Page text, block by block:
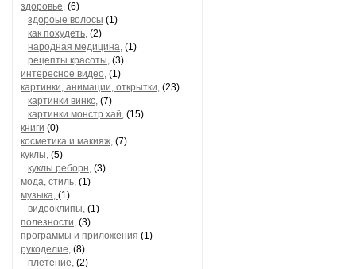
здоровье, (6)
здороые волосы (1)
как похудеть, (2)
народная медицина, (1)
рецепты красоты, (3)
интересное видео, (1)
картинки, анимации, открытки, (23)
картинки винкс, (7)
картинки монстр хай, (15)
книги (0)
косметика и макияж, (7)
куклы, (5)
куклы реборн, (3)
мода, стиль, (1)
музыка, (1)
видеоклипы, (1)
полезности, (3)
программы и приложения (1)
рукоделие, (8)
плетение, (2)